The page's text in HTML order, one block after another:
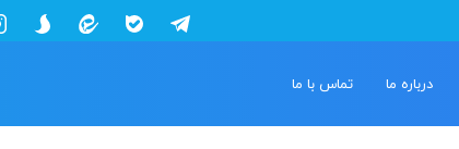
درباره ما تماس با ما